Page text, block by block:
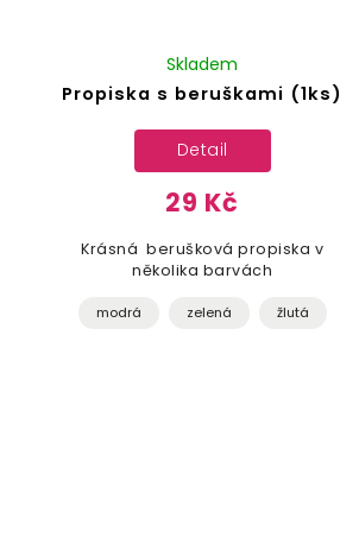
Propiska s beruškami (1ks)
Skladem
29 Kč
Detail
Krásná berušková propiska v
několika barvách
modrá zelená žlutá